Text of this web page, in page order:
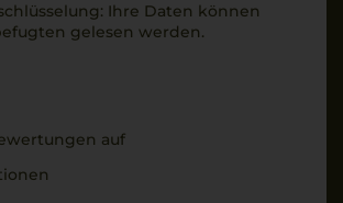
Ihre Daten können
gelesen werden.
auf